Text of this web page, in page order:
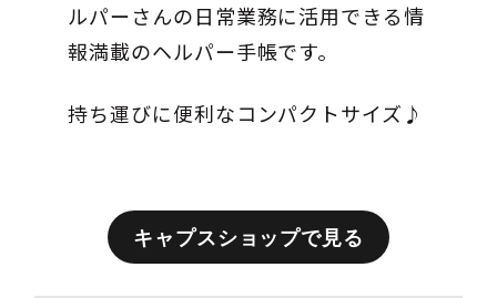
ルパーさんの日常業務に活用できる情
報満載のヘルパー手帳です。
持ち運びに便利なコンパクトサイズ♪
キャプスショップで見る